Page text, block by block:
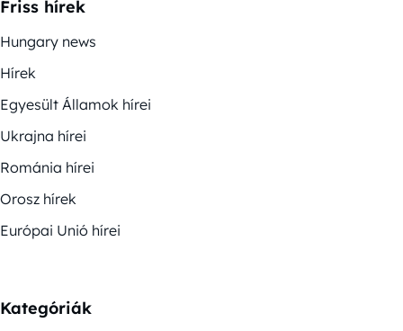
Friss hírek
Hungary news
Hírek
Egyesült Államok hírei
Ukrajna hírei
Románia hírei
Orosz hírek
Európai Unió hírei
Kategóriák